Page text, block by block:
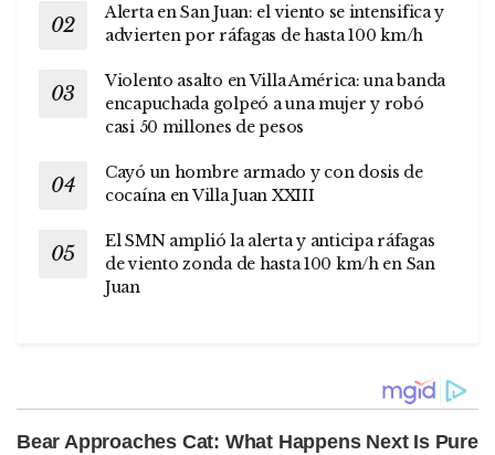
Alerta en San Juan: el viento se intensifica y
advierten por ráfagas de hasta 100 km/h
Violento asalto en Villa América: una banda
encapuchada golpeó a una mujer y robó
casi 50 millones de pesos
Cayó un hombre armado y con dosis de
cocaína en Villa Juan XXIII
El SMN amplió la alerta y anticipa ráfagas
de viento zonda de hasta 100 km/h en San
Juan